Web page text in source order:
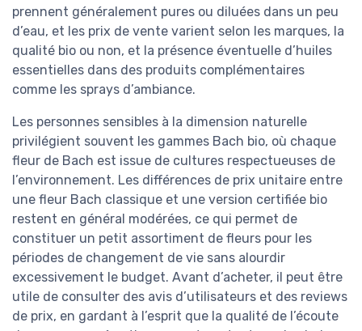
prennent généralement pures ou diluées dans un peu
d’eau, et les prix de vente varient selon les marques, la
qualité bio ou non, et la présence éventuelle d’huiles
essentielles dans des produits complémentaires
comme les sprays d’ambiance.
Les personnes sensibles à la dimension naturelle
privilégient souvent les gammes Bach bio, où chaque
fleur de Bach est issue de cultures respectueuses de
l’environnement. Les différences de prix unitaire entre
une fleur Bach classique et une version certifiée bio
restent en général modérées, ce qui permet de
constituer un petit assortiment de fleurs pour les
périodes de changement de vie sans alourdir
excessivement le budget. Avant d’acheter, il peut être
utile de consulter des avis d’utilisateurs et des reviews
de prix, en gardant à l’esprit que la qualité de l’écoute